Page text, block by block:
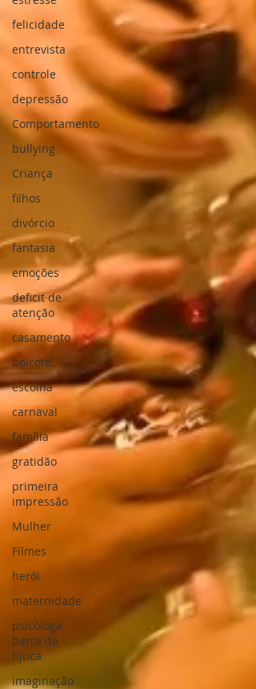
felicidade
entrevista
controle
depressão
Comportamento
bullying
Criança
filhos
divórcio
fantasia
emoções
deficit de
atenção
casamento
boicote
escolha
carnaval
família
gratidão
primeira
impressão
Mulher
Filmes
herói
maternidade
psicóloga
barra da
tijuca
imaginação